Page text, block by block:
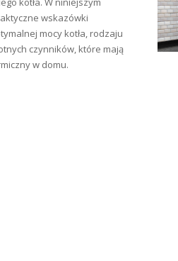
wskazówki
mocy kotła, rodzaju
czynników, które mają
w domu.